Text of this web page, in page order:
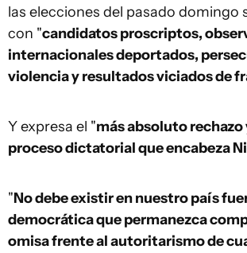
las elecciones del pasado domingo
con "candidatos proscriptos,
internacionales deportados,
violencia y resultados viciados de
Y expresa el "más absoluto
proceso dictatorial que encabeza
"No debe existir en nuestro país
democrática que permanezca
omisa frente al autoritarismo de